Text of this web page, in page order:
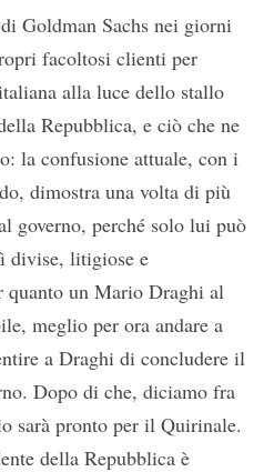
Goldman Sachs nei giorni
facoltosi clienti per
alla luce dello stallo
Repubblica, e ciò che ne
la confusione attuale, con i
dimostra una volta di più
governo, perché solo lui può
divise, litigiose e
quanto un Mario Draghi al
meglio per ora andare a
a Draghi di concludere il
Dopo di che, diciamo fra
sarà pronto per il Quirinale.
della Repubblica è